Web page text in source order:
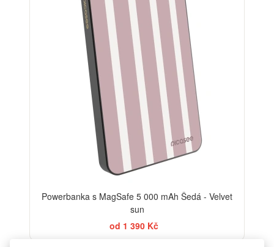
Powerbanka s MagSafe 5 000 mAh Šedá - Velvet
sun
od 1 390 Kč